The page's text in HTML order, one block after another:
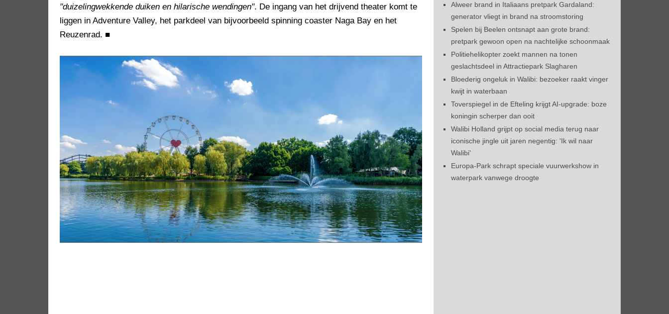
"duizelingwekkende duiken en hilarische wendingen". De ingang van het drijvend theater komt te
liggen in Adventure Valley, het parkdeel van bijvoorbeeld spinning coaster Naga Bay en het
Reuzenrad. ■
Alweer brand in Italiaans pretpark Gardaland:
generator vliegt in brand na stroomstoring
Spelen bij Beelen ontsnapt aan grote brand:
pretpark gewoon open na nachtelijke schoonmaak
Politiehelikopter zoekt mannen na tonen
geslachtsdeel in Attractiepark Slagharen
Bloederig ongeluk in Walibi: bezoeker raakt vinger
kwijt in waterbaan
Toverspiegel in de Efteling krijgt AI-upgrade: boze
koningin scherper dan ooit
Walibi Holland grijpt op social media terug naar
iconische jingle uit jaren negentig: 'Ik wil naar
Walibi'
Europa-Park schrapt speciale vuurwerkshow in
waterpark vanwege droogte